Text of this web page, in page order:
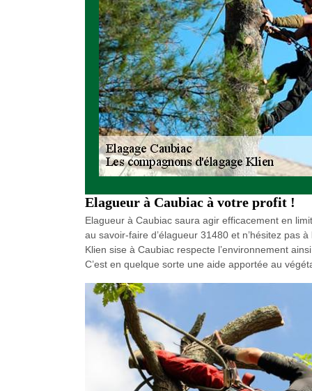
Elagueur à Caubiac à votre profit !
Elagueur à Caubiac saura agir efficacement en
au savoir-faire d’élagueur 31480 et n’hésitez pas
Klien sise à Caubiac respecte l’environnement
C’est en quelque sorte une aide apportée au